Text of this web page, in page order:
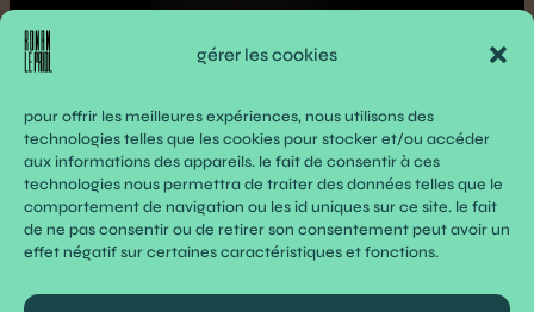
gérer les cookies
pour offrir les meilleures expériences, nous utilisons des
technologies telles que les cookies pour stocker et/ou accéder
aux informations des appareils. le fait de consentir à ces
technologies nous permettra de traiter des données telles que le
comportement de navigation ou les id uniques sur ce site. le fait
de ne pas consentir ou de retirer son consentement peut avoir un
effet négatif sur certaines caractéristiques et fonctions.
search
Pour nous contacter